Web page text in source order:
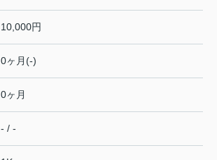
10,000円
0ヶ月(-)
0ヶ月
- / -